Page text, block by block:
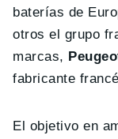
baterías de
otros el grupo
marcas,
fabricante
El objetivo en